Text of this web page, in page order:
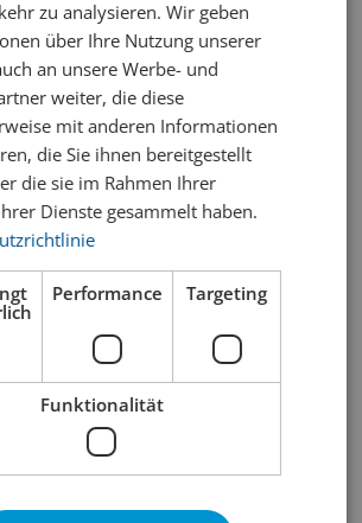
Obergärig
Belgische Biere
11° C
Geschmack, manchmal leicht
durch 4-
zu analysieren. Wir geben
über Ihre Nutzung unserer
an unsere Werbe- und
weiter, die diese
mit anderen Informationen
die Sie ihnen bereitgestellt
die sie im Rahmen Ihrer
Dienste gesammelt haben.
Performance Targeting
Funktionalität